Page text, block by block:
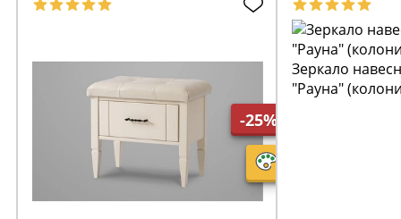
-25%
Зеркало
"Рауна"